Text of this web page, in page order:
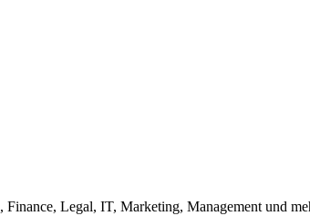
Finance, Legal, IT, Marketing, Management und